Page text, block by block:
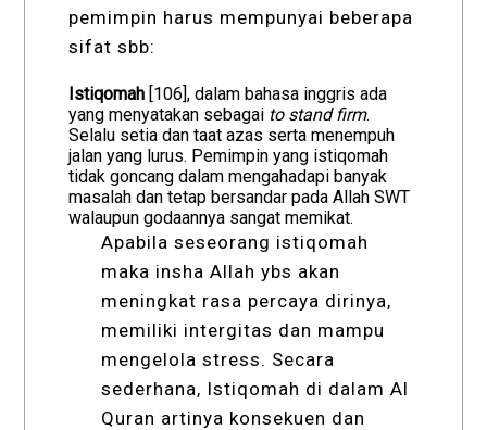
pemimpin harus mempunyai beberapa
sifat sbb:
Istiqomah [106], dalam bahasa inggris ada
yang menyatakan sebagai to stand firm.
Selalu setia dan taat azas serta menempuh
jalan yang lurus. Pemimpin yang istiqomah
tidak goncang dalam mengahadapi banyak
masalah dan tetap bersandar pada Allah SWT
walaupun godaannya sangat memikat.
Apabila seseorang istiqomah
maka insha Allah ybs akan
meningkat rasa percaya dirinya,
memiliki intergitas dan mampu
mengelola stress. Secara
sederhana, Istiqomah di dalam Al
Quran artinya konsekuen dan